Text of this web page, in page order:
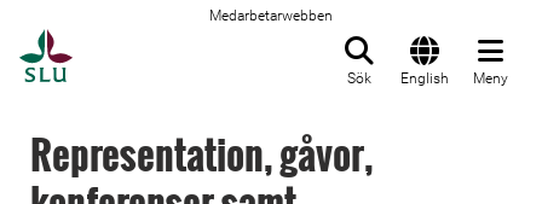
Medarbetarwebben
Sök English Meny
Representation, gåvor,